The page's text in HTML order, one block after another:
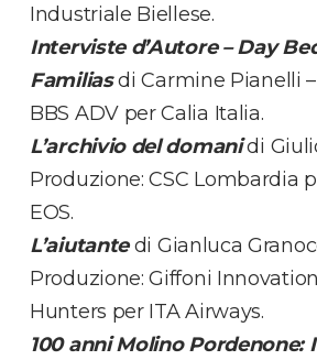
Industriale Biellese.
Interviste d’Autore – Day
Familiasdi Carmine Pianelli
BBS ADV per Calia Italia.
L’archivio del domani di
Produzione: CSC Lombardia
EOS.
L’aiutantedi Gianluca
Produzione: Giffoni
Hunters per ITA Airways.
100 anni Molino Pordenone: